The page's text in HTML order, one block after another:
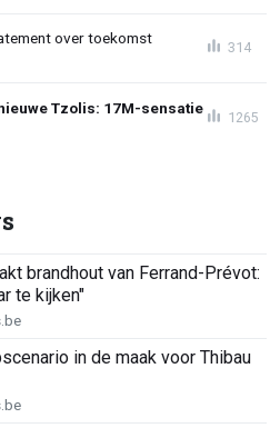
over toekomst
314
Tzolis: 17M-sensatie
1265
brandhout van Ferrand-Prévot:
te kijken"
in de maak voor Thibau